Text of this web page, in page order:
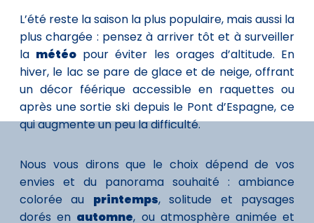
L’été reste la saison la plus populaire, mais aussi la
plus chargée : pensez à arriver tôt et à surveiller
la météo pour éviter les orages d’altitude. En
hiver, le lac se pare de glace et de neige, offrant
un décor féérique accessible en raquettes ou
après une sortie ski depuis le Pont d’Espagne, ce
qui augmente un peu la difficulté.
Nous vous dirons que le choix dépend de vos
envies et du panorama souhaité : ambiance
colorée au printemps, solitude et paysages
dorés en automne, ou atmosphère animée et